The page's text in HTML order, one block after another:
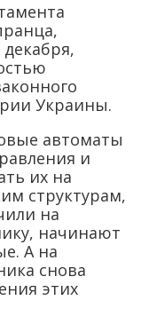
Украины.
автоматы
и
их на
структурам,
на
начинают
А на
снова
этих